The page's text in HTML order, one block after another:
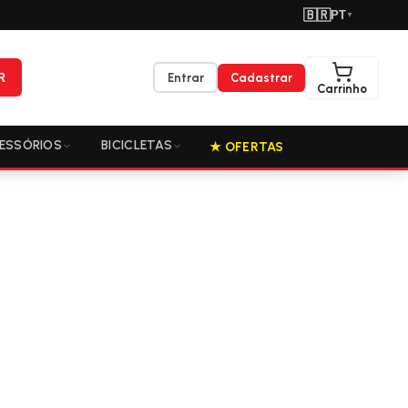
🇧🇷PT ▼
Entrar
Cadastrar
Carrinho
BICICLETAS ★ OFERTAS